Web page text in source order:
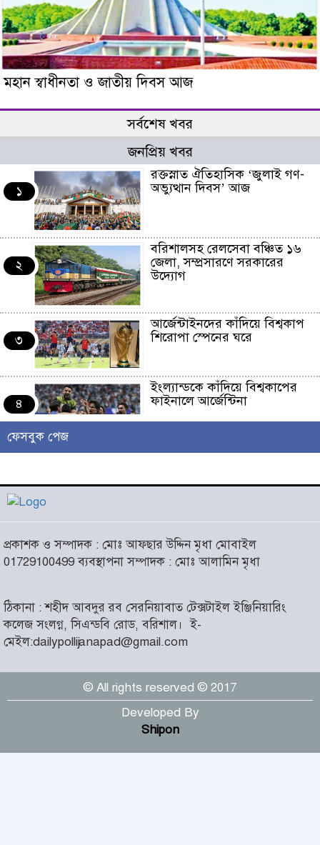
মহান স্বাধীনতা ও জাতীয় দিবস আজ
সর্বশেষ খবর
জনপ্রিয় খবর
১
রক্তস্নাত ঐতিহাসিক ‌‘জুলাই গণ-
অভ্যুত্থান দিবস’ আজ
২
বরিশালসহ রেলসেবা বঞ্চিত ১৬
জেলা, সম্প্রসারণে সরকারের
উদ্যোগ
৩
আর্জেন্টাইনদের কাঁদিয়ে বিশ্বকাপ
শিরোপা স্পেনের ঘরে
৪
ইংল্যান্ডকে কাঁদিয়ে বিশ্বকাপের
ফাইনালে আর্জেন্টিনা
৫
চরমোনাই
৬
আসন্ন বাকেরগঞ্জ পৌর নির্বাচনে
নারী কাউন্সিলর পদে দোয়া চাইলেন
বিএমএসএফ নেত্রী সাবরিনা
৭
‘ইসরাইলি সেনাবাহিনী ধ্বংসের
দ্বারপ্রান্তে’ : ইরানের হামলায়
এশিয়ায় ১৩ মার্কিন ঘাঁটি ধ্বংস
দৌলতদিয়ায় বাস ডুবি : ২৪ জনের
মরদেহ উদ্ধার, অনেকেই নিখোঁজ
ফেসবুক পেজ
প্রকাশক ও সম্পাদক : মোঃ আফছার উদ্দিন মৃধা মোবাইল
01729100499 ব্যবস্থাপনা সম্পাদক : মোঃ আলামিন মৃধা
ঠিকানা : শহীদ আবদুর রব সেরনিয়াবাত টেক্সটাইল ইঞ্জিনিয়ারিং
কলেজ সংলগ্ন, সিএন্ডবি রোড, বরিশাল।ই-
মেইল:dailypollijanapad@gmail.com
© All rights reserved © 2017
Developed By
Shipon